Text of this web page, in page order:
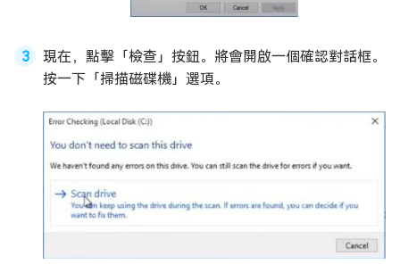
現在，點擊「檢查」按鈕。將會開啟一個確認對話框。
按一下「掃描磁碟機」選項。